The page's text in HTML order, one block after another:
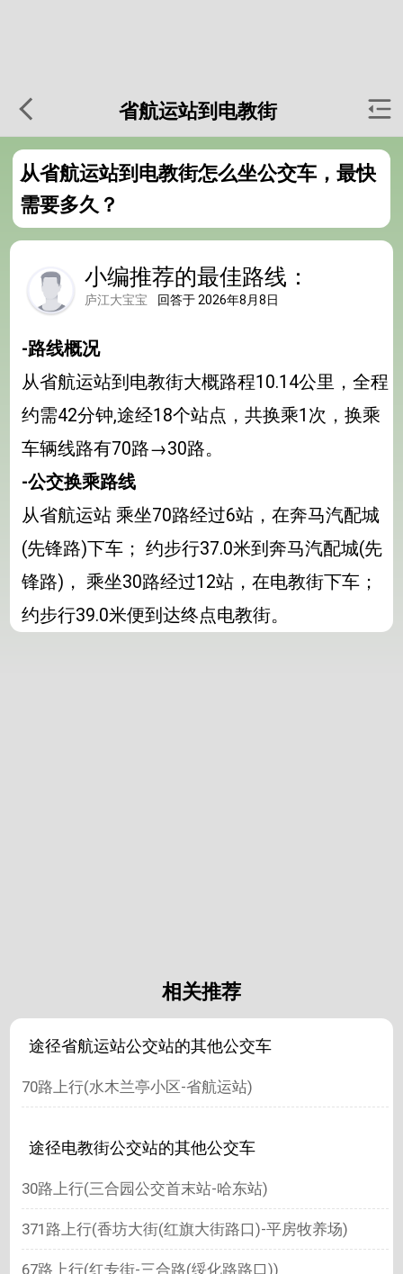
省航运站到电教街
从省航运站到电教街怎么坐公交车，最快
需要多久？
小编推荐的最佳路线：
庐江大宝宝 回答于 2026年8月8日
-路线概况
从省航运站到电教街大概路程10.14公里，全程
约需42分钟,途经18个站点，共换乘1次，换乘
车辆线路有70路→30路。
-公交换乘路线
从省航运站 乘坐70路经过6站，在奔马汽配城
(先锋路)下车； 约步行37.0米到奔马汽配城(先
锋路)， 乘坐30路经过12站，在电教街下车；
约步行39.0米便到达终点电教街。
相关推荐
途径省航运站公交站的其他公交车
70路上行(水木兰亭小区-省航运站)
途径电教街公交站的其他公交车
30路上行(三合园公交首末站-哈东站)
371路上行(香坊大街(红旗大街路口)-平房牧养场)
67路上行(红专街-三合路(绥化路路口))